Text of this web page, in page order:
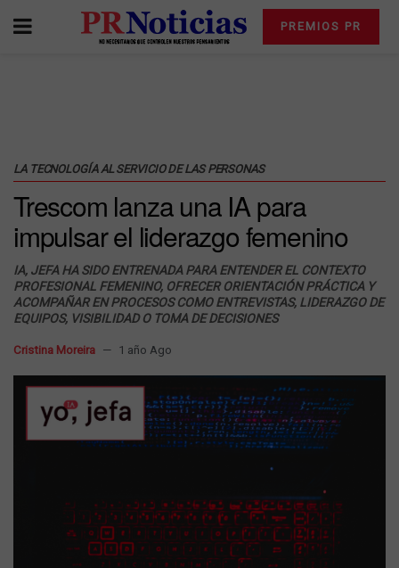
PREMIOS PR
LA TECNOLOGÍA AL SERVICIO DE LAS PERSONAS
Trescom lanza una IA para
impulsar el liderazgo femenino
IA, JEFA HA SIDO ENTRENADA PARA ENTENDER EL CONTEXTO
PROFESIONAL FEMENINO, OFRECER ORIENTACIÓN PRÁCTICA Y
ACOMPAÑAR EN PROCESOS COMO ENTREVISTAS, LIDERAZGO DE
EQUIPOS, VISIBILIDAD O TOMA DE DECISIONES
Cristina Moreira 1 año Ago